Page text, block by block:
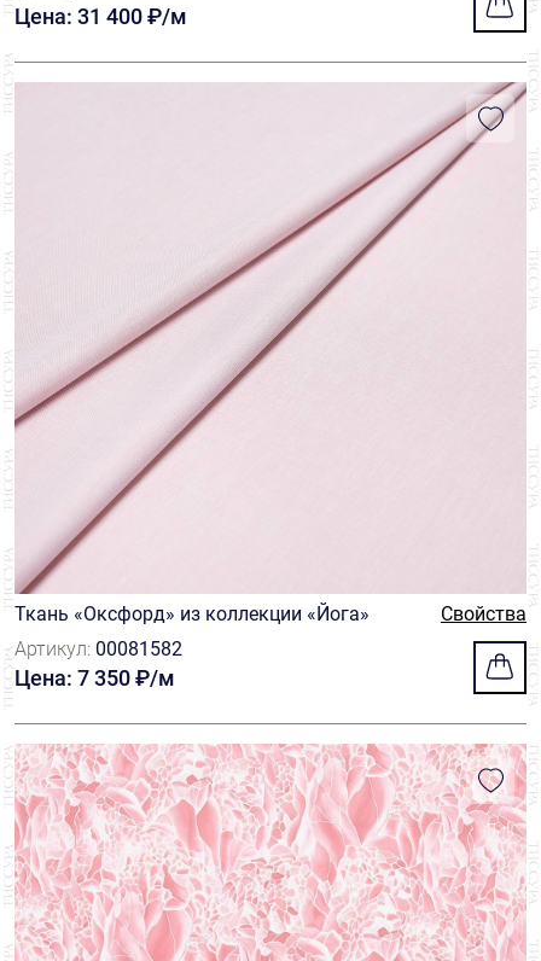
Цена: 31 400 ₽/м
Ткань «Оксфорд» из коллекции «Йога»
Свойства
Артикул: 00081582
Цена: 7 350 ₽/м